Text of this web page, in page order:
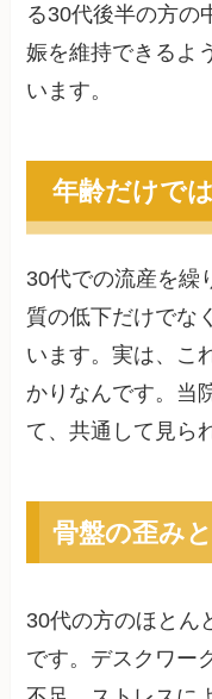
る30代後半の方の
娠を維持できるよ
います。
年齢だけで
30代での流産を繰
質の低下だけでな
います。実は、こ
かりなんです。当
て、共通して見ら
骨盤の歪み
30代の方のほとん
です。デスクワー